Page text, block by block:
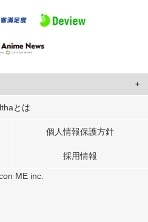
ユーザーに合わせたコンテンツや広告の
パートナーに提供しています。
とは
個人情報保護方針
採用情報
ME inc.